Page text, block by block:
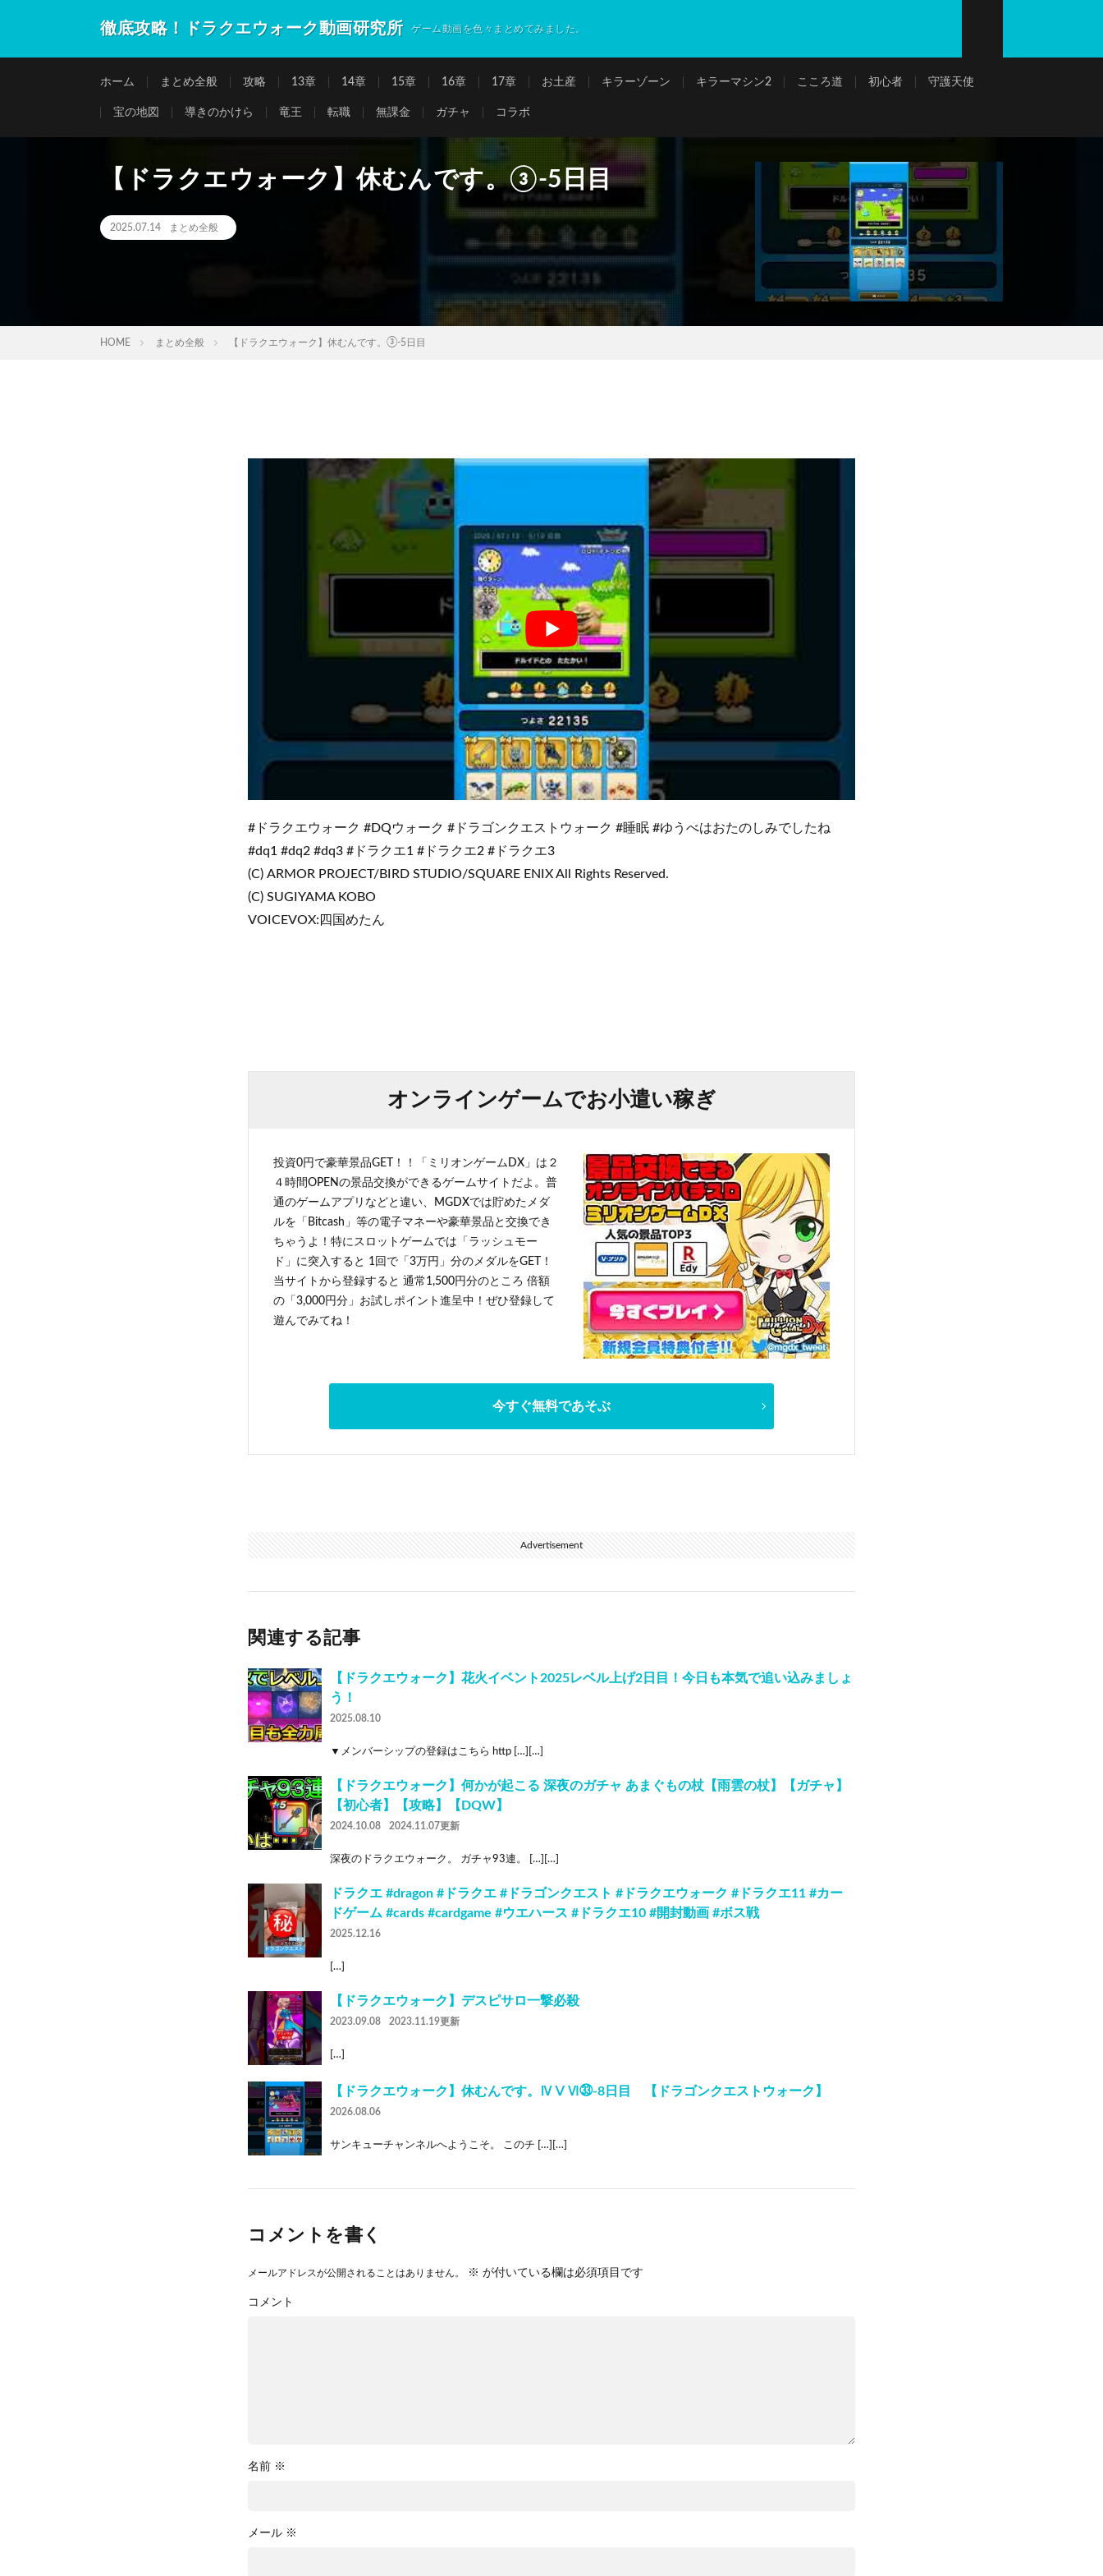
徹底攻略！ドラクエウォーク動画研究所 ゲーム動画を色々まとめてみました。
ホーム まとめ全般 攻略 13章 14章 15章 16章 17章 お土産 キラーゾーン キラーマシン2 こころ道 初心者 守護天使
宝の地図 導きのかけら 竜王 転職 無課金 ガチャ コラボ
【ドラクエウォーク】休むんです。③-5日目
2025.07.14 まとめ全般
HOME まとめ全般 【ドラクエウォーク】休むんです。③-5日目
#ドラクエウォーク #DQウォーク #ドラゴンクエストウォーク #睡眠 #ゆうべはおたのしみでしたね
#dq1 #dq2 #dq3 #ドラクエ1 #ドラクエ2 #ドラクエ3
(C) ARMOR PROJECT/BIRD STUDIO/SQUARE ENIX All Rights Reserved.
(C) SUGIYAMA KOBO
VOICEVOX:四国めたん
オンラインゲームでお小遣い稼ぎ
投資0円で豪華景品GET！！「ミリオンゲームDX」は２
４時間OPENの景品交換ができるゲームサイトだよ。普
通のゲームアプリなどと違い、MGDXでは貯めたメダ
ルを「Bitcash」等の電子マネーや豪華景品と交換でき
ちゃうよ！特にスロットゲームでは「ラッシュモー
ド」に突入すると 1回で「3万円」分のメダルをGET！
当サイトから登録すると 通常1,500円分のところ 倍額
の「3,000円分」お試しポイント進呈中！ぜひ登録して
遊んでみてね！
今すぐ無料であそぶ
Advertisement
関連する記事
【ドラクエウォーク】花火イベント2025レベル上げ2日目！今日も本気で追い込みましょ
う！
2025.08.10
▼メンバーシップの登録はこちら http […][…]
【ドラクエウォーク】何かが起こる 深夜のガチャ あまぐもの杖【雨雲の杖】【ガチャ】
【初心者】【攻略】【DQW】
2024.10.08 2024.11.07更新
深夜のドラクエウォーク。 ガチャ93連。 […][…]
ドラクエ #dragon #ドラクエ #ドラゴンクエスト #ドラクエウォーク #ドラクエ11 #カー
ドゲーム #cards #cardgame #ウエハース #ドラクエ10 #開封動画 #ボス戦
2025.12.16
[…]
【ドラクエウォーク】デスピサロ一撃必殺
2023.09.08 2023.11.19更新
[…]
【ドラクエウォーク】休むんです。ⅣⅤⅥ㉝-8日目 【ドラゴンクエストウォーク】
2026.08.06
サンキューチャンネルへようこそ。 このチ […][…]
コメントを書く
メールアドレスが公開されることはありません。 ※ が付いている欄は必須項目です
コメント
名前 ※
メール ※